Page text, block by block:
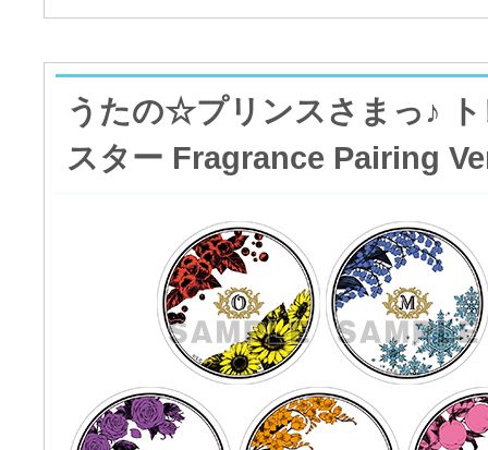
うたの☆プリンスさまっ♪
スター Fragrance Pairing